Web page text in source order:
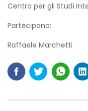
Centro per gli Studi
Partecipano:
Raffaele Marchetti